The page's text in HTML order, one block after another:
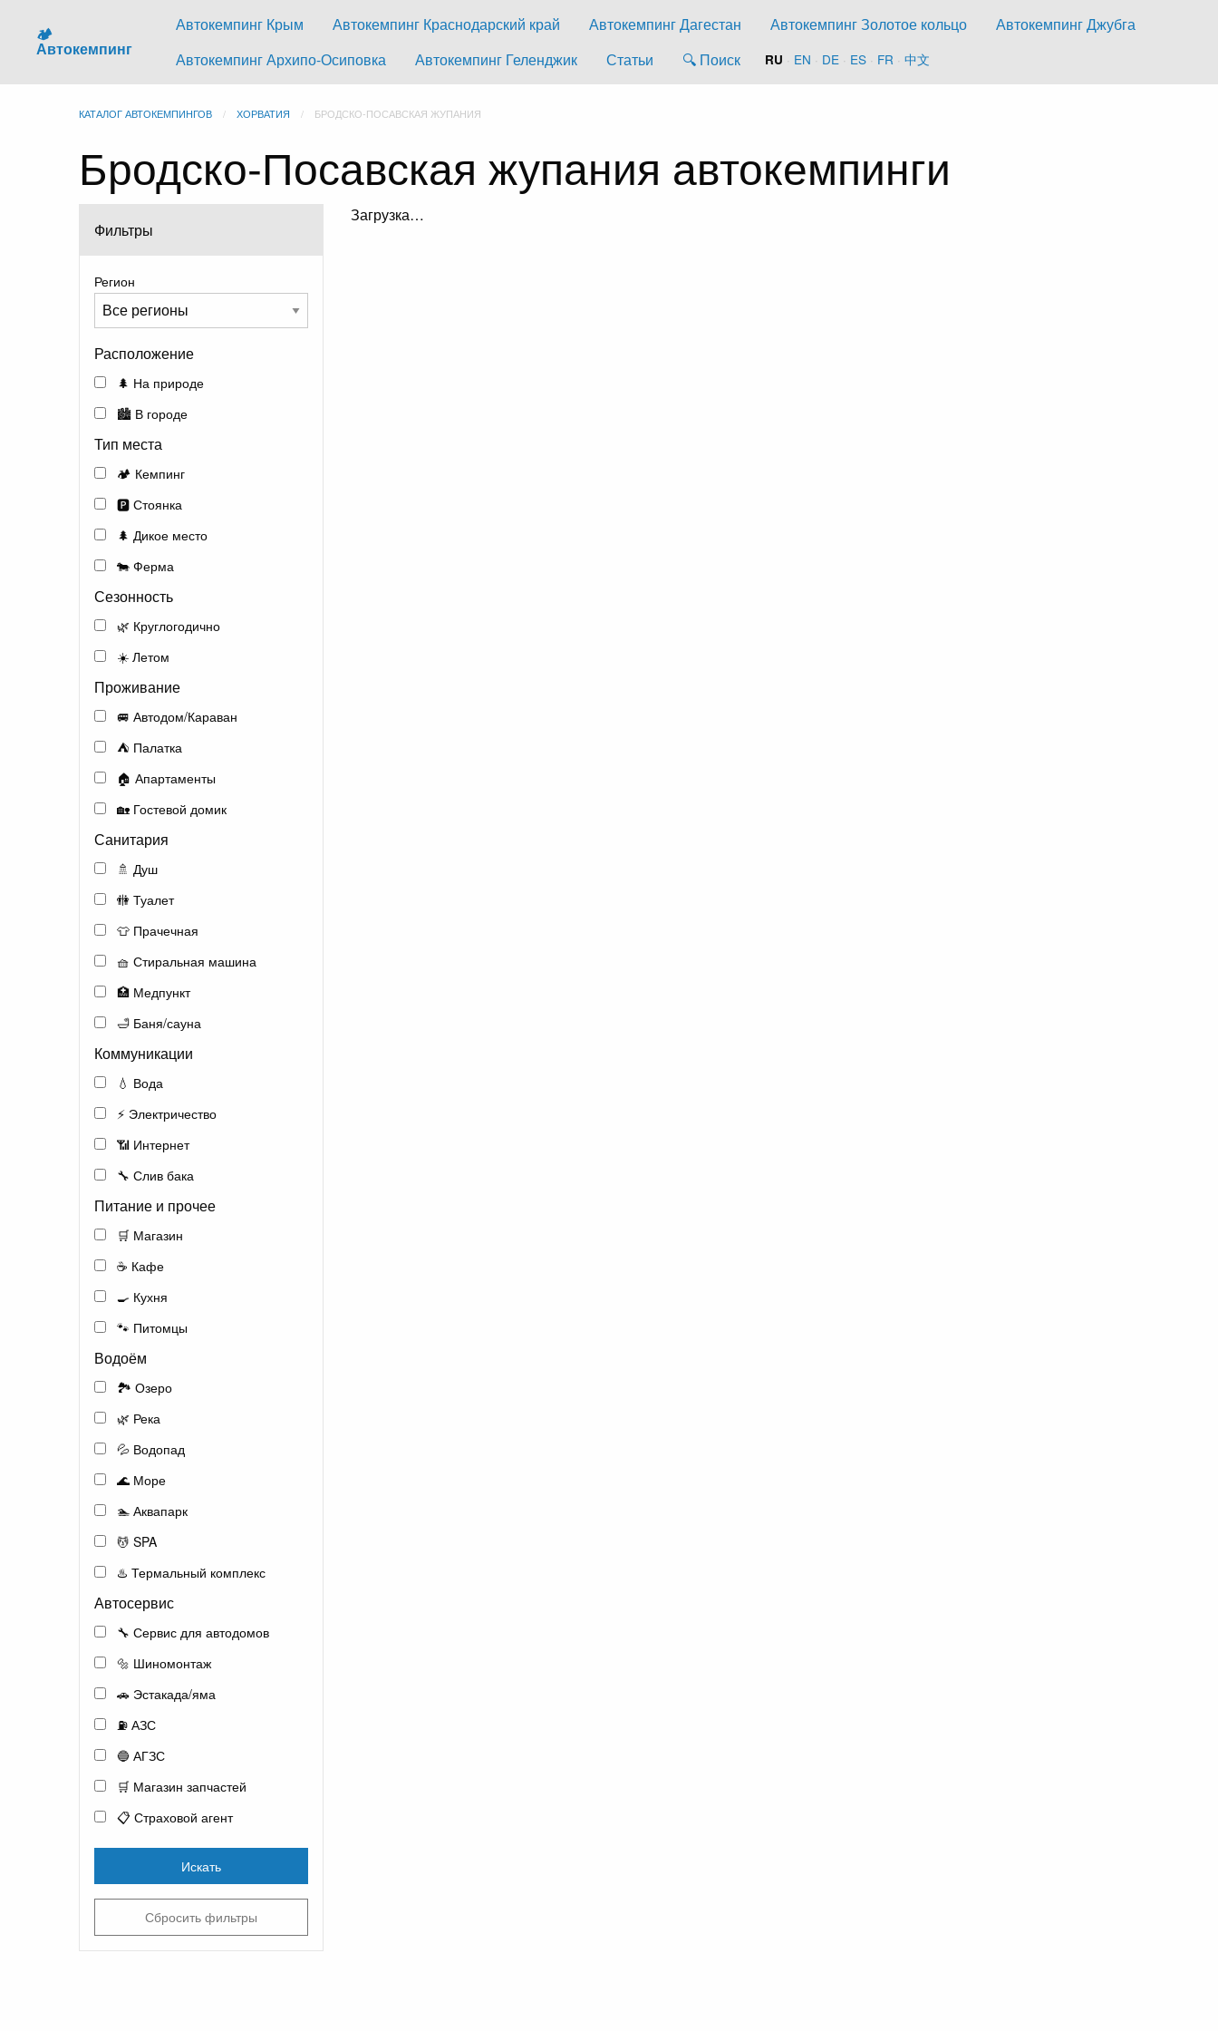
🏕️
Автокемпинг
Автокемпинг Крым Автокемпинг Краснодарский край Автокемпинг Дагестан Автокемпинг Золотое кольцо
Автокемпинг Джубга
Автокемпинг Архипо-Осиповка
Автокемпинг Геленджик Статьи 🔍 Поиск RU · EN · DE · ES · FR · 中文
КАТАЛОГ АВТОКЕМПИНГОВ ХОРВАТИЯ БРОДСКО-ПОСАВСКАЯ ЖУПАНИЯ
Бродско-Посавская жупания автокемпинги
Фильтры
Регион
Расположение
🌲 На природе
🏙️ В городе
Тип места
🏕️ Кемпинг
🅿️ Стоянка
🌲 Дикое место
🐄 Ферма
Сезонность
🌿 Круглогодично
☀️ Летом
Проживание
🚐 Автодом/Караван
⛺ Палатка
🏠 Апартаменты
🏡 Гостевой домик
Санитария
🚿 Душ
🚻 Туалет
👕 Прачечная
🧺 Стиральная машина
🏥 Медпункт
🛁 Баня/сауна
Коммуникации
💧 Вода
⚡ Электричество
📶 Интернет
🔧 Слив бака
Питание и прочее
🛒 Магазин
☕ Кафе
🍳 Кухня
🐾 Питомцы
Водоём
🏞️ Озеро
🌿 Река
💦 Водопад
🌊 Море
🏊 Аквапарк
💆 SPA
♨️ Термальный комплекс
Автосервис
🔧 Сервис для автодомов
🔩 Шиномонтаж
🚗 Эстакада/яма
⛽ АЗС
🔵 АГЗС
🛒 Магазин запчастей
📋 Страховой агент
Искать
Сбросить фильтры
Загрузка…